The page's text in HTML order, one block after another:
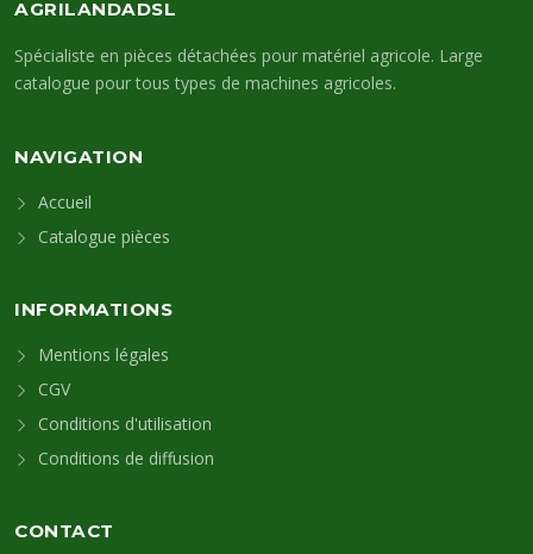
AGRILANDADSL
Spécialiste en pièces détachées pour matériel agricole. Large
catalogue pour tous types de machines agricoles.
NAVIGATION
Accueil
Catalogue pièces
INFORMATIONS
Mentions légales
CGV
Conditions d'utilisation
Conditions de diffusion
CONTACT